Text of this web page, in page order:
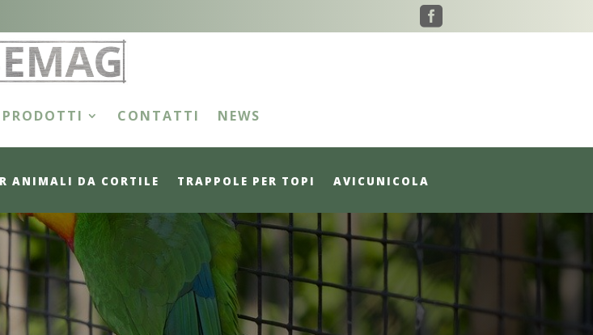

PRODOTTI CONTATTI NEWS
ANIMALI DA CORTILE TRAPPOLE PER TOPI AVICUNICOLA